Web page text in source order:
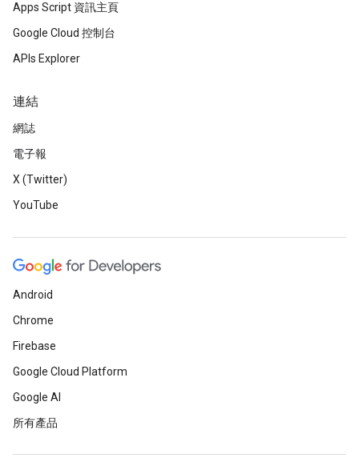
Apps Script 資訊主頁
Google Cloud 控制台
APIs Explorer
連結
網誌
電子報
X (Twitter)
YouTube
Android
Chrome
Firebase
Google Cloud Platform
Google AI
所有產品